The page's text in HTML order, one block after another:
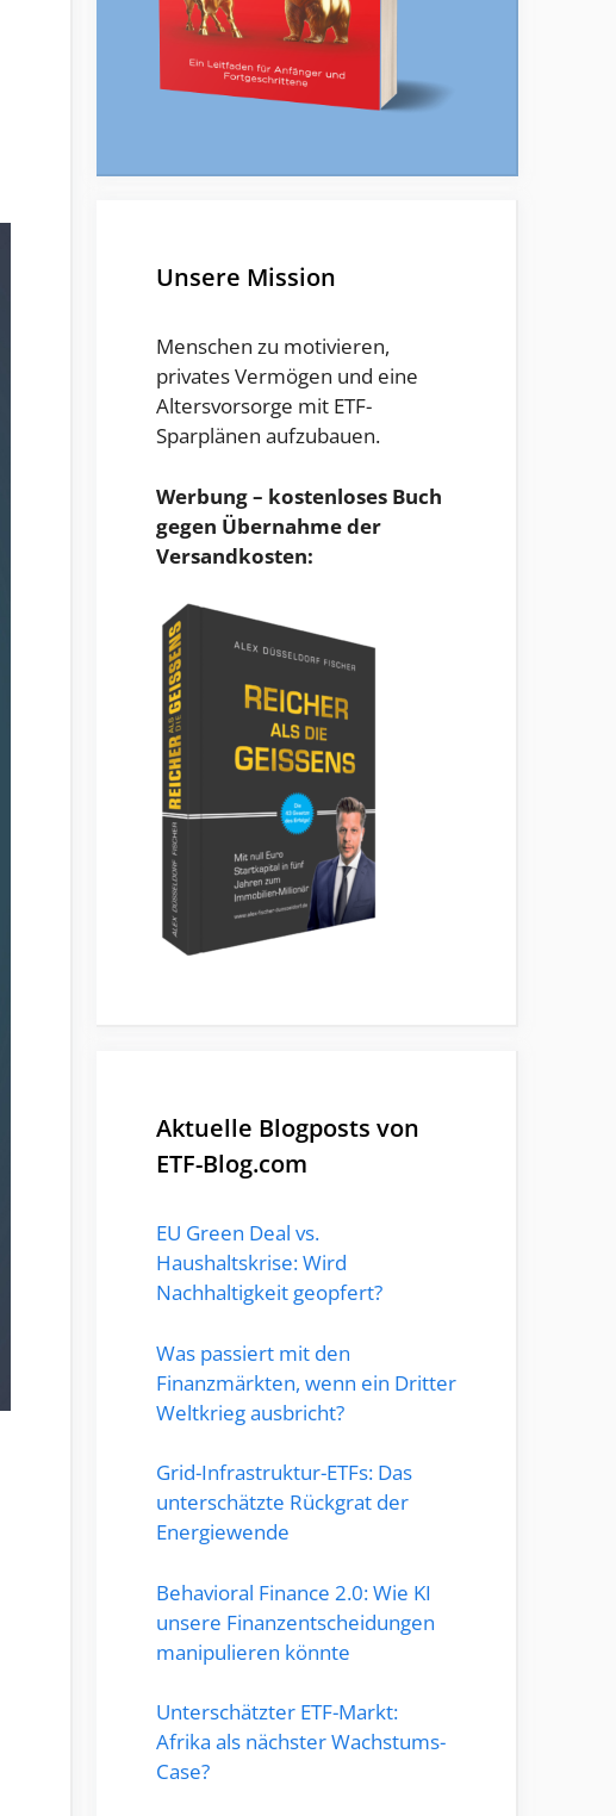
Unsere Mission
Menschen zu motivieren,
privates Vermögen und eine
Altersvorsorge mit ETF-
Sparplänen aufzubauen.
Werbung – kostenloses Buch
gegen Übernahme der
Versandkosten:
Aktuelle Blogposts von
ETF-Blog.com
EU Green Deal vs.
Haushaltskrise: Wird
Nachhaltigkeit geopfert?
Was passiert mit den
Finanzmärkten, wenn ein Dritter
Weltkrieg ausbricht?
Grid-Infrastruktur-ETFs: Das
unterschätzte Rückgrat der
Energiewende
Behavioral Finance 2.0: Wie KI
unsere Finanzentscheidungen
manipulieren könnte
Unterschätzter ETF-Markt:
Afrika als nächster Wachstums-
Case?